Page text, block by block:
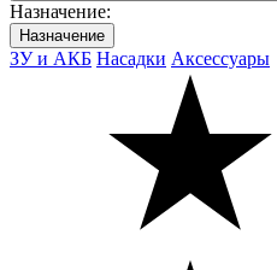
Назначениe:
Назначениe
ЗУ и АКБ Насадки Аксессуары